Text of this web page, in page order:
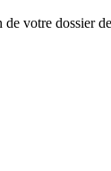
de votre dossier